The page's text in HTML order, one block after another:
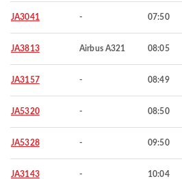
JA3041 - 07:50
JA3813 Airbus A321 08:05
JA3157 - 08:49
JA5320 - 08:50
JA5328 - 09:50
JA3143 - 10:04